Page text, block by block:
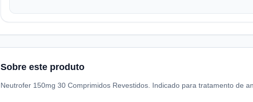
Sobre este produto
Neutrofer 150mg 30 Comprimidos Revestidos. Indicado para tratamento de